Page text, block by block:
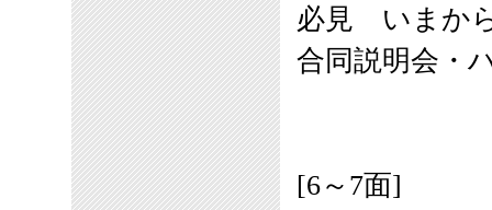
必見 いまか
合同説明会・
[6～7面]